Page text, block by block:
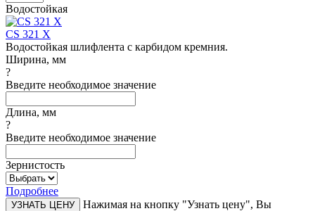
Водостойкая
CS 321 X
Водостойкая шлифлента с карбидом кремния.
Ширина, мм
?
Введите необходимое значение
Длина, мм
?
Введите необходимое значение
Зернистость
Подробнее
УЗНАТЬ ЦЕНУ
Нажимая на кнопку "Узнать цену", Вы